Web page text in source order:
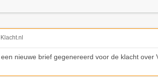
nieuwe brief gegenereerd voor de klacht over